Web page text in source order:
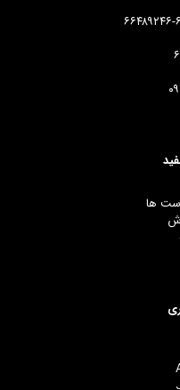
۶۶۹۰۲۰۹۵
ها